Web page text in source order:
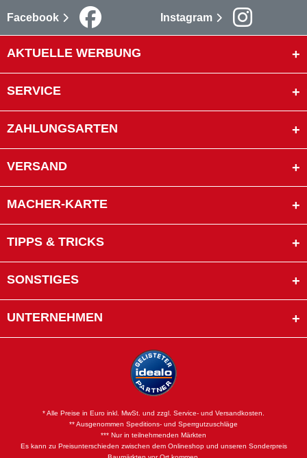
Facebook Instagram
AKTUELLE WERBUNG
SERVICE
ZAHLUNGSARTEN
VERSAND
MACHER-KARTE
TIPPS & TRICKS
SONSTIGES
UNTERNEHMEN
* Alle Preise in Euro inkl. MwSt. und zzgl. Service- und Versandkosten.
** Ausgenommen Speditions- und Sperrgutzuschläge
*** Nur in teilnehmenden Märkten
Es kann zu Preisunterschieden zwischen dem Onlineshop und unseren Sonderpreis